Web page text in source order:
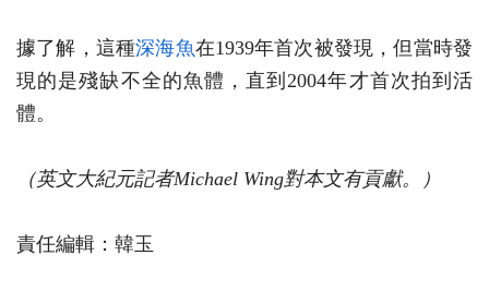
據了解，這種深海魚在1939年首次被發現，但當時發
現的是殘缺不全的魚體，直到2004年才首次拍到活
體。
（英文大紀元記者Michael Wing對本文有貢獻。 ）
責任編輯：韓玉